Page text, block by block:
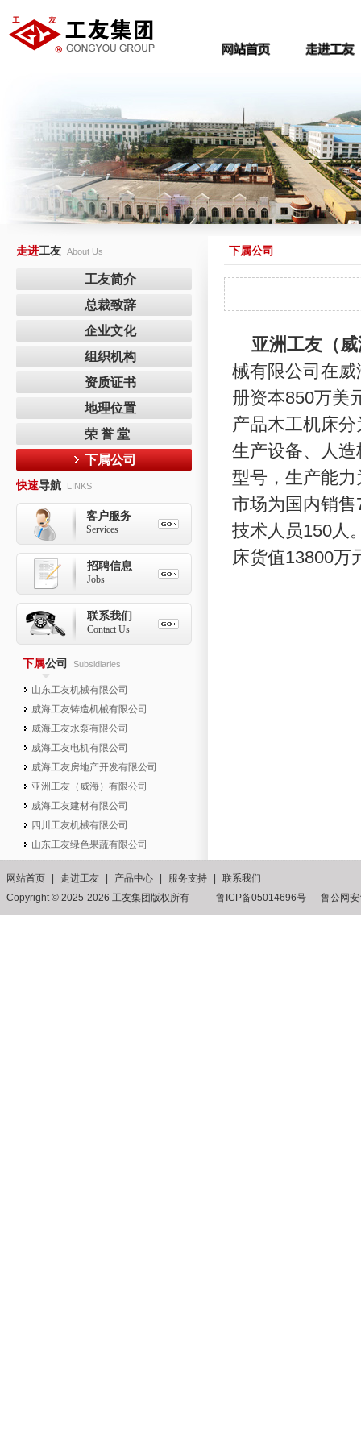
走进工友 About Us
工友简介
总裁致辞
企业文化
组织机构
资质证书
地理位置
荣 誉 堂
下属公司
快速导航 LINKS
客户服务
Services
招聘信息
Jobs
联系我们
Contact Us
下属公司 Subsidiaries
山东工友机械有限公司
威海工友铸造机械有限公司
威海工友水泵有限公司
威海工友电机有限公司
威海工友房地产开发有限公司
亚洲工友（威海）有限公司
威海工友建材有限公司
四川工友机械有限公司
山东工友绿色果蔬有限公司
下属公司
亚洲工友（
械有限公司在
册资本850万美
产品木工机床
生产设备、人
型号，生产能
市场为国内销
技术人员150人
床货值13800万
网站首页 走进工友 产品中心 服务支持
联系我们
Copyright © 2025-2026 工友集团版权所有 鲁ICP备05014696号
鲁公网